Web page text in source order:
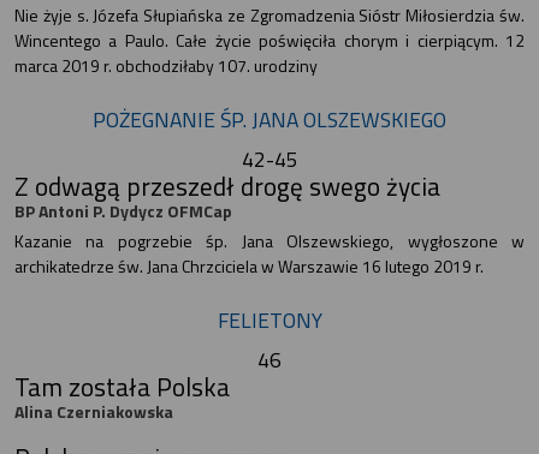
Nie żyje s. Józefa Słupiańska ze Zgromadzenia Sióstr Miłosierdzia św.
Wincentego a Paulo. Całe życie poświęciła chorym i cierpiącym. 12
marca 2019 r. obchodziłaby 107. urodziny
POŻEGNANIE ŚP. JANA OLSZEWSKIEGO
42-45
Z odwagą przeszedł drogę swego życia
BP Antoni P. Dydycz OFMCap
Kazanie na pogrzebie śp. Jana Olszewskiego, wygłoszone w
archikatedrze św. Jana Chrzciciela w Warszawie 16 lutego 2019 r.
FELIETONY
46
Tam została Polska
Alina Czerniakowska